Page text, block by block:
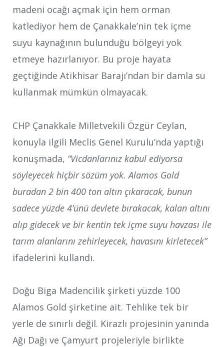
madeni ocağı açmak için hem orman
katlediyor hem de Çanakkale’nin tek içme
suyu kaynağının bulunduğu bölgeyi yok
etmeye hazırlanıyor. Bu proje hayata
geçtiğinde Atikhisar Barajı’ndan bir damla su
kullanmak mümkün olmayacak.
CHP Çanakkale Milletvekili Özgür Ceylan,
konuyla ilgili Meclis Genel Kurulu’nda yaptığı
konuşmada, “Vicdanlarınız kabul ediyorsa
söyleyecek hiçbir sözüm yok. Alamos Gold
buradan 2 bin 400 ton altın çıkaracak, bunun
sadece yüzde 4’ünü devlete bırakacak, kalan altını
alıp gidecek ve bir kentin tek içme suyu havzası ile
tarım alanlarını zehirleyecek, havasını kirletecek”
ifadelerini kullandı.
Doğu Biga Madencilik şirketi yüzde 100
Alamos Gold şirketine ait. Tehlike tek bir
yerle de sınırlı değil. Kirazlı projesinin yanında
Ağı Dağı ve Çamyurt projeleriyle birlikte